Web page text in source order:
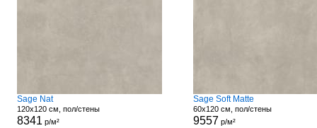
Sage Nat
120x120 см, пол/стены
8341 р/м²
Sage Soft Matte
60x120 см, пол/стены
9557 р/м²